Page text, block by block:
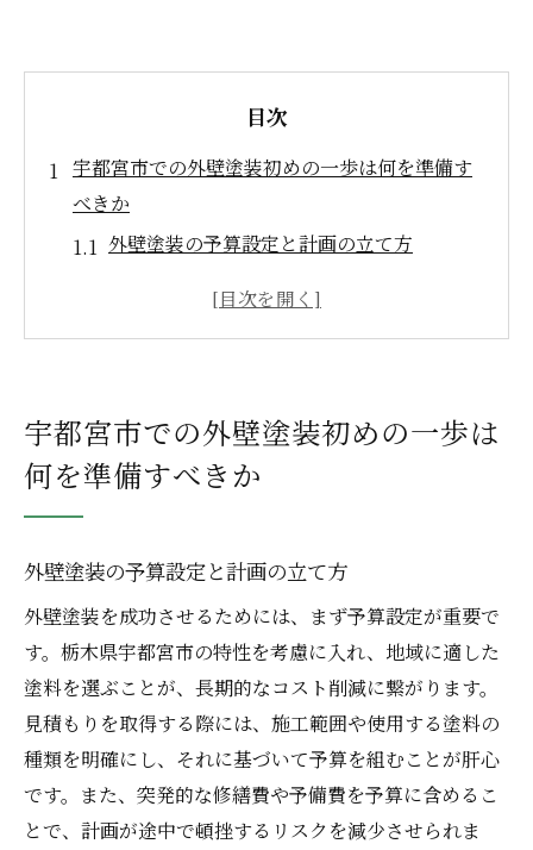
目次
宇都宮市での外壁塗装初めの一歩は何を準備す
べきか
外壁塗装の予算設定と計画の立て方
宇都宮市の住宅スタイルに適した塗装デザ
法
材料と工具の準備リスト
ント
外壁塗装に必要な現地調査の重要性
外壁の状態を評価するためのチェック項目
外壁塗装における劣化のサインを見逃さな
い方法
下地処理の必要性とその対応策
宇都宮市での外壁塗装初めの一歩は
何を準備すべきか
外壁塗装の予算設定と計画の立て方
外壁塗装を成功させるためには、まず予算設定が重要で
す。栃木県宇都宮市の特性を考慮に入れ、地域に適した
塗料を選ぶことが、長期的なコスト削減に繋がります。
見積もりを取得する際には、施工範囲や使用する塗料の
種類を明確にし、それに基づいて予算を組むことが肝心
です。また、突発的な修繕費や予備費を予算に含めるこ
とで、計画が途中で頓挫するリスクを減少させられま